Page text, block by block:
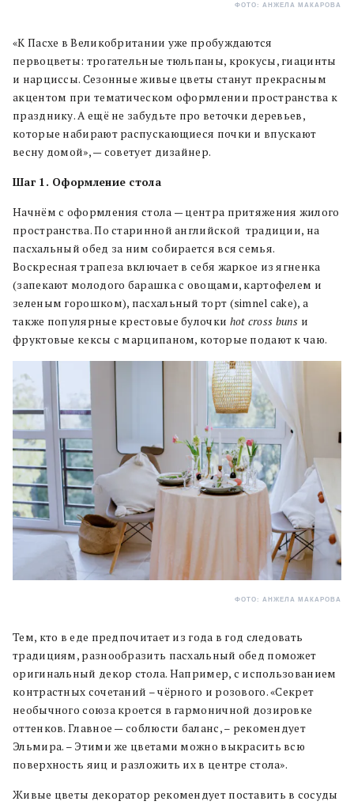
ФОТО: АНЖЕЛА МАКАРОВА
«К Пасхе в Великобритании уже пробуждаются
первоцветы: трогательные тюльпаны, крокусы, гиацинты
и нарциссы. Сезонные живые цветы станут прекрасным
акцентом при тематическом оформлении пространства к
празднику. А ещё не забудьте про веточки деревьев,
которые набирают распускающиеся почки и впускают
весну домой», — советует дизайнер.
Шаг 1. Оформление стола
Начнём с оформления стола — центра притяжения жилого
пространства. По старинной английской традиции, на
пасхальный обед за ним собирается вся семья.
Воскресная трапеза включает в себя жаркое из ягненка
(запекают молодого барашка с овощами, картофелем и
зеленым горошком), пасхальный торт (simnel cake), а
также популярные крестовые булочки hot cross buns и
фруктовые кексы с марципаном, которые подают к чаю.
ФОТО: АНЖЕЛА МАКАРОВА
Тем, кто в еде предпочитает из года в год следовать
традициям, разнообразить пасхальный обед поможет
оригинальный декор стола. Например, с использованием
контрастных сочетаний – чёрного и розового. «Секрет
необычного союза кроется в гармоничной дозировке
оттенков. Главное — соблюсти баланс, – рекомендует
Эльмира. – Этими же цветами можно выкрасить всю
поверхность яиц и разложить их в центре стола».
Живые цветы декоратор рекомендует поставить в сосуды